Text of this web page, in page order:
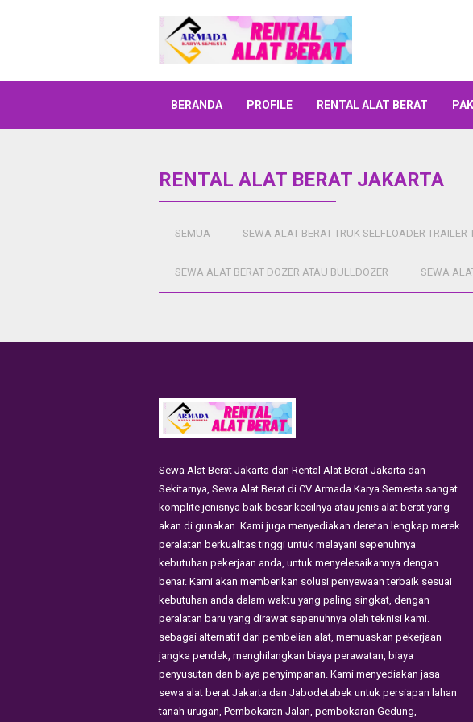
BERANDA PROFILE RENTAL ALAT BERAT
RENTAL ALAT BERAT JAKARTA
SEMUA SEWA ALAT BERAT TRUK SELFLOADER TRAILER
SEWA ALAT BERAT DOZER ATAU BULLDOZER SEWA
Sewa Alat Berat Jakarta dan Rental Alat Berat Jakarta dan
Sekitarnya, Sewa Alat Berat di CV Armada Karya Semesta sangat
komplite jenisnya baik besar kecilnya atau jenis alat berat yang
akan di gunakan. Kami juga menyediakan deretan lengkap merek
peralatan berkualitas tinggi untuk melayani sepenuhnya
kebutuhan pekerjaan anda, untuk menyelesaikannya dengan
benar. Kami akan memberikan solusi penyewaan terbaik sesuai
kebutuhan anda dalam waktu yang paling singkat, dengan
peralatan baru yang dirawat sepenuhnya oleh teknisi kami.
sebagai alternatif dari pembelian alat, memuaskan pekerjaan
jangka pendek, menghilangkan biaya perawatan, biaya
penyusutan dan biaya penyimpanan. Kami menyediakan jasa
sewa alat berat Jakarta dan Jabodetabek untuk persiapan lahan
tanah urugan, Pembokaran Jalan, pembokaran Gedung,